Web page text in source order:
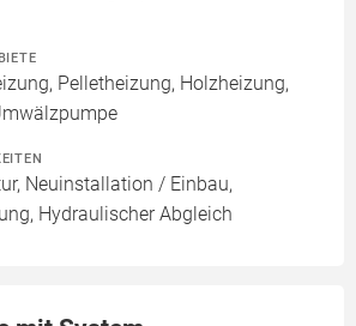
Pelletheizung, Holzheizung,
Neuinstallation / Einbau,
Hydraulischer Abgleich